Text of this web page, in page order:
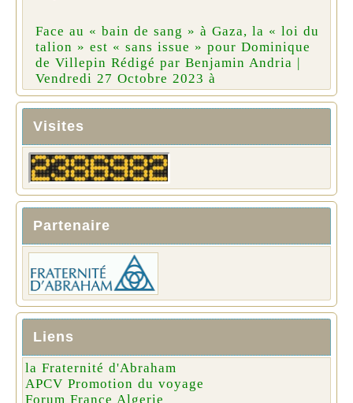
Face au « bain de sang » à Gaza, la « loi du
talion » est « sans issue » pour Dominique
de Villepin Rédigé par Benjamin Andria |
Vendredi 27 Octobre 2023 à
Visites
Partenaire
Liens
la Fraternité d'Abraham
APCV Promotion du voyage
Forum France Algerie